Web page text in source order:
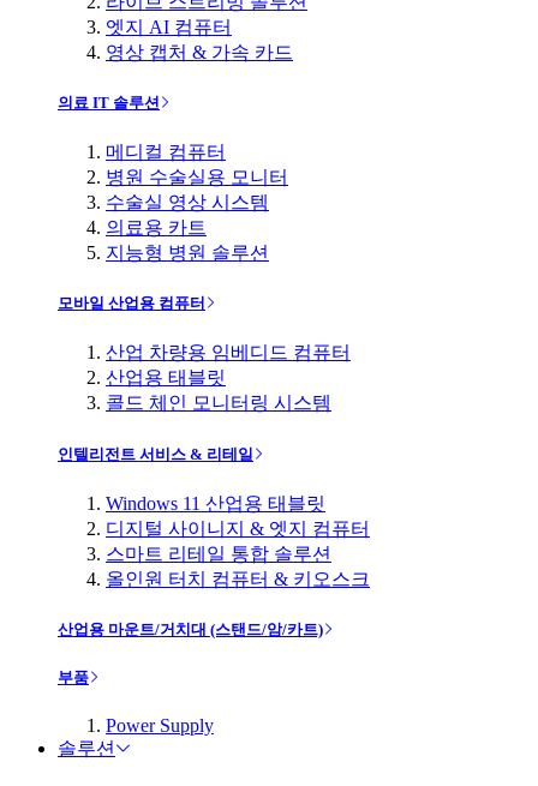
엣지 AI 컴퓨터
영상 캡처 & 가속 카드
의료 IT 솔루션
메디컬 컴퓨터
병원 수술실용 모니터
수술실 영상 시스템
의료용 카트
지능형 병원 솔루션
모바일 산업용 컴퓨터
산업 차량용 임베디드 컴퓨터
산업용 태블릿
콜드 체인 모니터링 시스템
인텔리전트 서비스 & 리테일
Windows 11 산업용 태블릿
디지털 사이니지 & 엣지 컴퓨터
스마트 리테일 통합 솔루션
올인원 터치 컴퓨터 & 키오스크
산업용 마운트/거치대 (스탠드/암/카트)
부품
Power Supply
솔루션